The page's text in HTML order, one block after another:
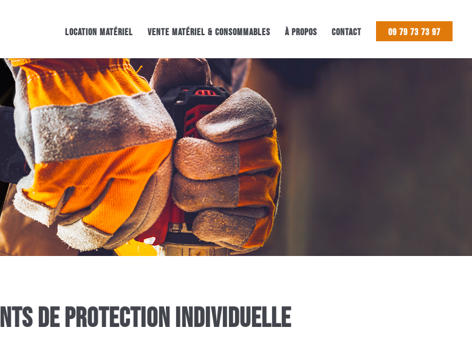
Location matériel Vente Matériel & Consommables à propos Contact 09 79 73 73 97
de protection individuelle